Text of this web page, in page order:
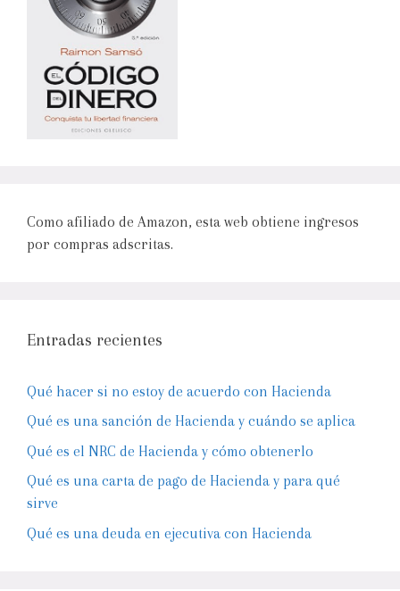
Como afiliado de Amazon, esta web obtiene ingresos
por compras adscritas.
Entradas recientes
Qué hacer si no estoy de acuerdo con Hacienda
Qué es una sanción de Hacienda y cuándo se aplica
Qué es el NRC de Hacienda y cómo obtenerlo
Qué es una carta de pago de Hacienda y para qué
sirve
Qué es una deuda en ejecutiva con Hacienda